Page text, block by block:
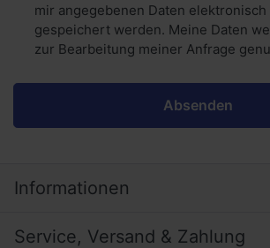
mir angegebenen Daten
gespeichert werden. Meine Daten
zur Bearbeitung meiner Anfrage
Absenden
Informationen
Service, Versand & Zahlung